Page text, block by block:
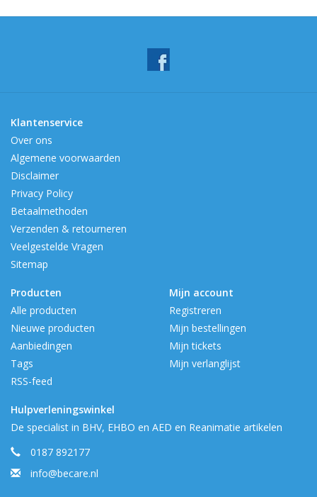
Klantenservice
Over ons
Algemene voorwaarden
Disclaimer
Privacy Policy
Betaalmethoden
Verzenden & retourneren
Veelgestelde Vragen
Sitemap
Producten
Alle producten
Nieuwe producten
Aanbiedingen
Tags
RSS-feed
Mijn account
Registreren
Mijn bestellingen
Mijn tickets
Mijn verlanglijst
Hulpverleningswinkel
De specialist in BHV, EHBO en AED en Reanimatie artikelen
0187 892177
info@becare.nl